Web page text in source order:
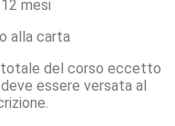
mesi
alla carta
totale del corso eccetto
essere versata al